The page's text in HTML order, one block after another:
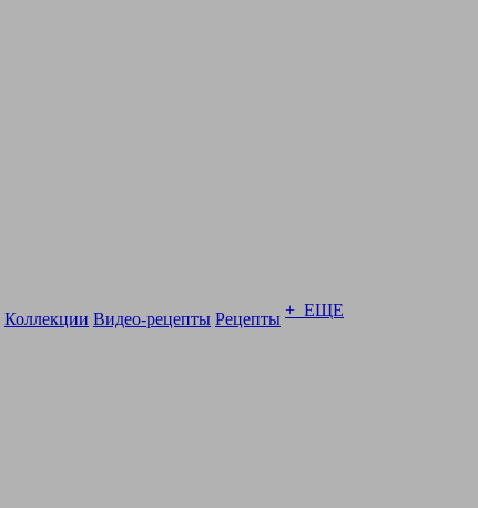
Коллекции Видео-рецепты Рецепты + ЕЩЕ